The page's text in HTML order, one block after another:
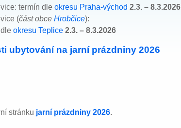
termín dle okresu Praha-východ 2.3. – 8.3.2026
(část obce Hrobčice):
okresu Teplice 2.3. – 8.3.2026
ubytování na jarní prázdniny 2026
stránku jarní prázdniny 2026.